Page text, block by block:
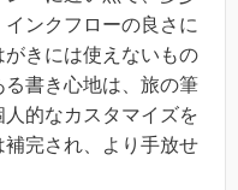
ンクフローの良さに
きには使えないもの
書き心地は、旅の筆
的なカスタマイズを
完され、より手放せ